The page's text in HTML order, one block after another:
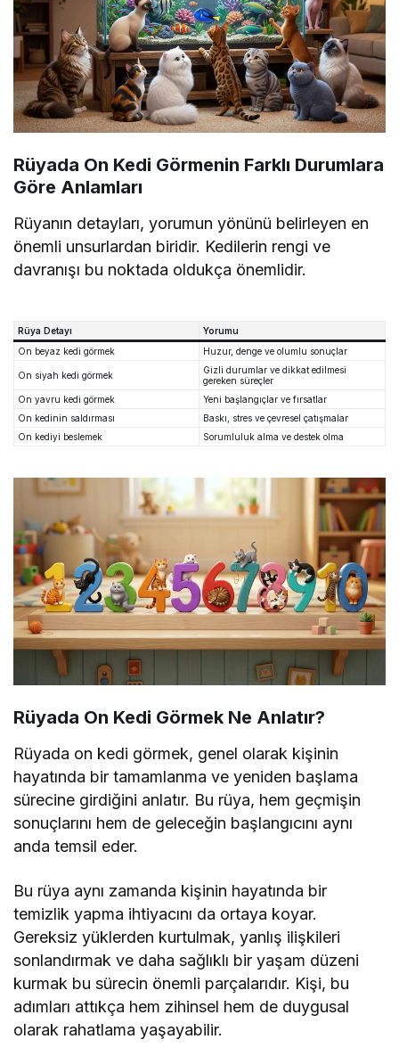
Rüyada On Kedi Görmenin Farklı Durumlara
Göre Anlamları
Rüyanın detayları, yorumun yönünü belirleyen en
önemli unsurlardan biridir. Kedilerin rengi ve
davranışı bu noktada oldukça önemlidir.
Rüya Detayı
Yorumu
On beyaz kedi görmek
Huzur, denge ve olumlu sonuçlar
On siyah kedi görmek
Gizli durumlar ve dikkat edilmesi
gereken süreçler
On yavru kedi görmek
Yeni başlangıçlar ve fırsatlar
On kedinin saldırması
Baskı, stres ve çevresel çatışmalar
On kediyi beslemek
Sorumluluk alma ve destek olma
Rüyada On Kedi Görmek Ne Anlatır?
Rüyada on kedi görmek, genel olarak kişinin
hayatında bir tamamlanma ve yeniden başlama
sürecine girdiğini anlatır. Bu rüya, hem geçmişin
sonuçlarını hem de geleceğin başlangıcını aynı
anda temsil eder.
Bu rüya aynı zamanda kişinin hayatında bir
temizlik yapma ihtiyacını da ortaya koyar.
Gereksiz yüklerden kurtulmak, yanlış ilişkileri
sonlandırmak ve daha sağlıklı bir yaşam düzeni
kurmak bu sürecin önemli parçalarıdır. Kişi, bu
adımları attıkça hem zihinsel hem de duygusal
olarak rahatlama yaşayabilir.